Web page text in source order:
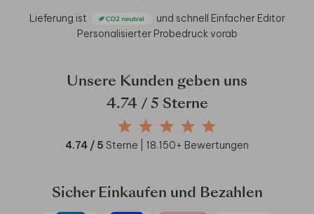
Lieferung ist und schnell Einfacher Editor
Personalisierter Probedruck vorab
Unsere Kunden geben uns
4.74/ 5 Sterne
4.74 / 5 Sterne | 18.150+ Bewertungen
Sicher Einkaufen und Bezahlen